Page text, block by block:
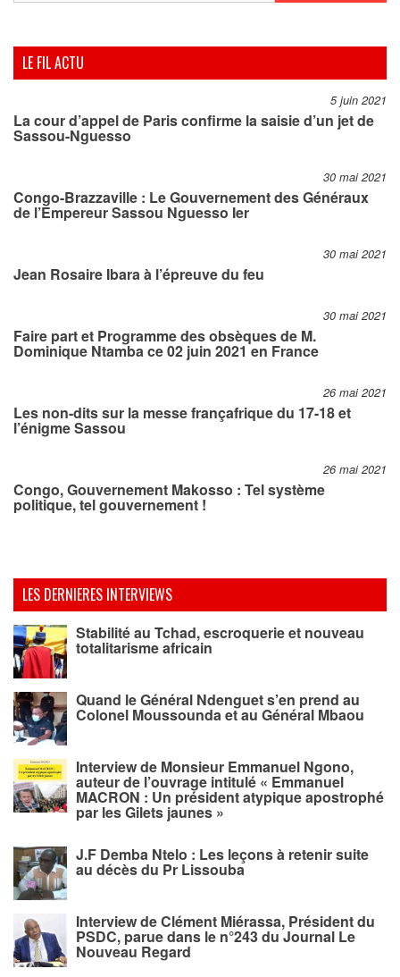
LE FIL ACTU
5 juin 2021
La cour d’appel de Paris confirme la saisie d’un jet de
Sassou-Nguesso
30 mai 2021
Congo-Brazzaville : Le Gouvernement des Généraux
de l’Empereur Sassou Nguesso Ier
30 mai 2021
Jean Rosaire Ibara à l’épreuve du feu
30 mai 2021
Faire part et Programme des obsèques de M.
Dominique Ntamba ce 02 juin 2021 en France
26 mai 2021
Les non-dits sur la messe françafrique du 17-18 et
l’énigme Sassou
26 mai 2021
Congo, Gouvernement Makosso : Tel système
politique, tel gouvernement !
LES DERNIERES INTERVIEWS
Stabilité au Tchad, escroquerie et nouveau
totalitarisme africain
Quand le Général Ndenguet s’en prend au
Colonel Moussounda et au Général Mbaou
Interview de Monsieur Emmanuel Ngono,
auteur de l’ouvrage intitulé « Emmanuel
MACRON : Un président atypique apostrophé
par les Gilets jaunes »
J.F Demba Ntelo : Les leçons à retenir suite
au décès du Pr Lissouba
Interview de Clément Miérassa, Président du
PSDC, parue dans le n°243 du Journal Le
Nouveau Regard